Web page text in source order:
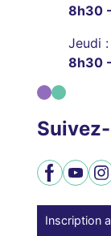
8h30
Jeudi :
8h30
Facebook
Inscription